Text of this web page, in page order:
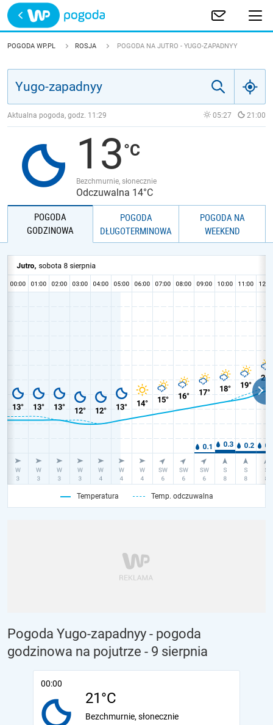
Trwa ładowanie
POLSKA
JAKOŚĆ POWIETRZA
POGODA WP.PL ROSJA POGODA NA JUTRO - YUGO-ZAPADNYY
Aktualna pogoda, godz. 11:29 05:27 21:00
13
Bezchmurnie, słonecznie
Odczuwalna 14°C
POGODA
GODZINOWA
POGODA
DŁUGOTERMINOWA
POGODA NA
WEEKEND
Temperatura Temp. odczuwalna
Pogoda Yugo-zapadnyy - pogoda
godzinowa na pojutrze - 9 sierpnia
00:00
21°C
Bezchmurnie, słonecznie